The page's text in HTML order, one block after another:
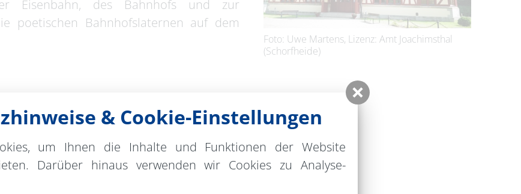
Foto: Uwe Martens, Lizenz: Amt Joachimsthal
(Schorfheide)
Eisenbahn, des Bahnhofs und zur
poetischen Bahnhofslaternen auf dem
Kontakt
& Cookie-Einstellungen
um Ihnen die Inhalte und Funktionen der Website
Darüber hinaus verwenden wir Cookies zu Analyse-